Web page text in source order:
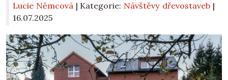
Lucie Němcová | Kategorie: Návštěvy dřevostaveb |
16.07.2025